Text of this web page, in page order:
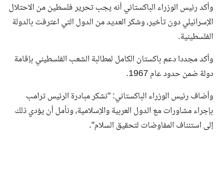
وأكد رئيس الوزراء الباكستاني أنه يجب تحرير فلسطين من الاحتلال
الإسرائيلي دون تأخير، وشكر العديد من الدول التي اعترفت بالدولة
الفلسطينية.
وأكد مجددا دعم باكستان الكامل لمطالبة الشعب الفلسطيني بإقامة
دولة ضمن حدود عام 1967.
وأضاف رئيس الوزراء الباكستاني: "نشكر مبادرة الرئيس ترامب
بإجراء مشاورات مع الدول العربية والإسلامية، ونأمل أن يؤدي ذلك
إلى استئناف المفاوضات لتحقيق السلام".